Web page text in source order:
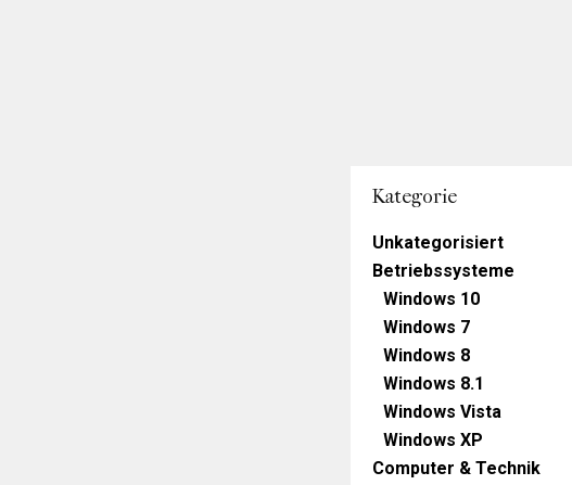
Kategorie
Unkategorisiert
Betriebssysteme
Windows 10
Windows 7
Windows 8
Windows 8.1
Windows Vista
Windows XP
Computer & Technik